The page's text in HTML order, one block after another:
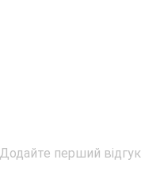
Додайте перший відгук